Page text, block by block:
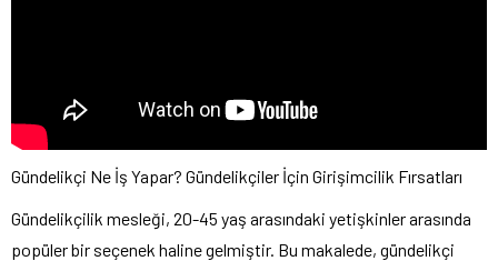
Gündelikçi Ne İş Yapar? Gündelikçiler İçin Girişimcilik Fırsatları
Gündelikçilik mesleği, 20-45 yaş arasındaki yetişkinler arasında
popüler bir seçenek haline gelmiştir. Bu makalede, gündelikçi